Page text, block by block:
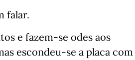
falar.
e fazem-se odes aos
escondeu-se a placa com